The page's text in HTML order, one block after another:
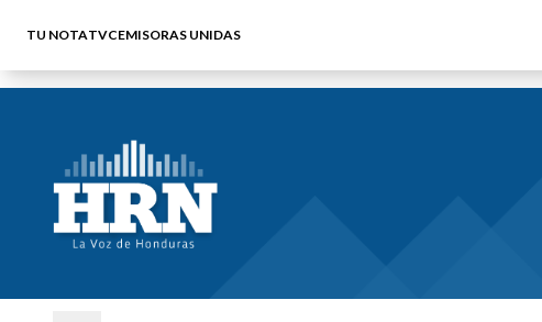
TU NOTATVCEMISORAS UNIDAS